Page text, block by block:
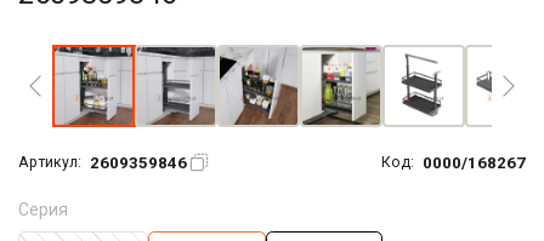
Артикул: 2609359846 Код: 0000/168267
Серия